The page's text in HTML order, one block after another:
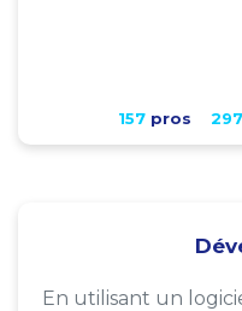
157pros 297
En utilisant un